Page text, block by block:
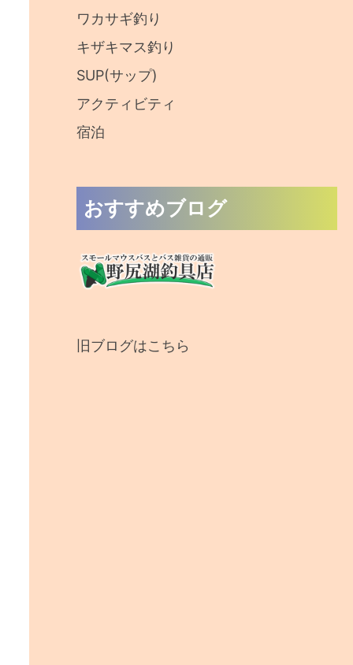
ワカサギ釣り
キザキマス釣り
SUP(サップ)
アクティビティ
宿泊
おすすめブログ
旧ブログはこちら